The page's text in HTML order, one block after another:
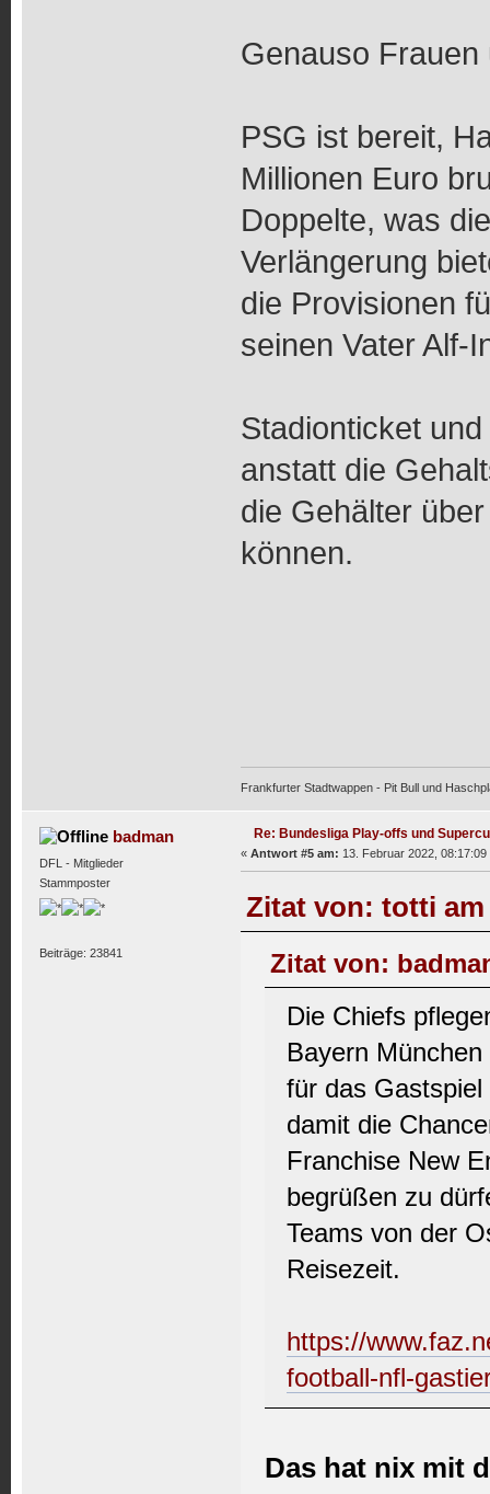
Genauso Frauen
PSG ist bereit,
Millionen Euro
Doppelte, was
Verlängerung
die Provisionen
seinen Vater Alf-
Stadionticket
anstatt die
die Gehälter
können.
Frankfurter Stadtwappen - Pit Bull und
badman
DFL - Mitglieder
Stammposter
Beiträge: 23841
Re: Bundesliga Play-offs und
« Antwort #5 am: 13. Februar 2022, 08:17:09
Zitat von: totti am
Zitat von:
Die Chiefs
Bayern
für das
damit die
Franchise New
begrüßen zu
Teams von der
Reisezeit.
https://
football-nfl-
Das hat nix mit